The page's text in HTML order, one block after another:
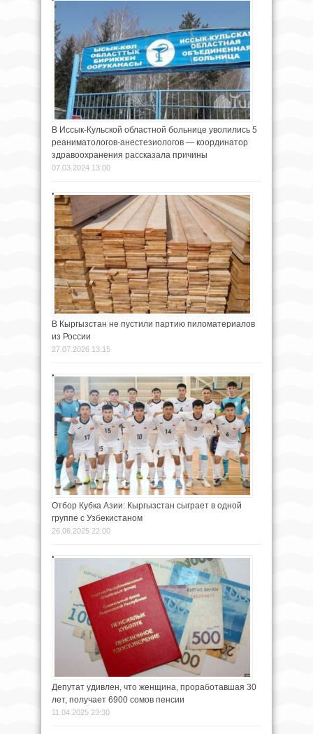
В Иссык-Кульской областной больнице уволились 5
реаниматологов-анестезиологов — координатор
здравоохранения рассказала причины
07.03.2024 13:00
В Кыргызстан не пустили партию пиломатериалов
из России
27.07.2026 13:15
Отбор Кубка Азии: Кыргызстан сыграет в одной
группе с Узбекистаном
26.06.2025 22:00
Депутат удивлен, что женщина, проработавшая 30
лет, получает 6900 сомов пенсии
11.04.2025 23:30